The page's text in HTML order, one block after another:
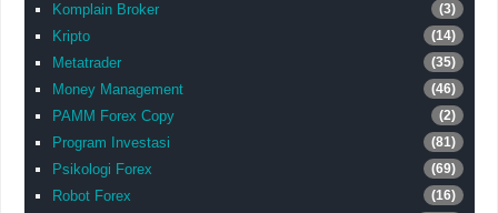
Komplain Broker (3)
Kripto (14)
Metatrader (35)
Money Management (46)
PAMM Forex Copy (2)
Program Investasi (81)
Psikologi Forex (69)
Robot Forex (16)